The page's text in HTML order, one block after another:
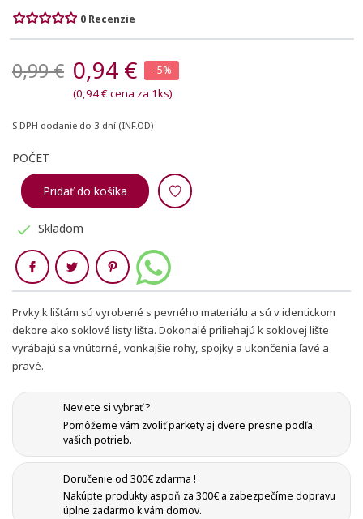
0 Recenzie
0,99 € 0,94 € - 5%
(0,94 € cena za 1ks)
S DPH dodanie do 3 dní (INF.OD)
POČET
Pridať do košíka
 Skladom
Zdieľaj
Prvky k lištám sú vyrobené s pevného materiálu a sú v identickom
dekore ako soklové listy lišta. Dokonalé priliehajú k soklovej lište
vyrábajú sa vnútorné, vonkajšie rohy, spojky a ukončenia ľavé a
pravé.
Neviete si vybrať ?
Pomôžeme vám zvoliť parkety aj dvere presne podľa
vašich potrieb.
Doručenie od 300€ zdarma !
Nakúpte produkty aspoň za 300€ a zabezpečíme dopravu
úplne zadarmo k vám domov.